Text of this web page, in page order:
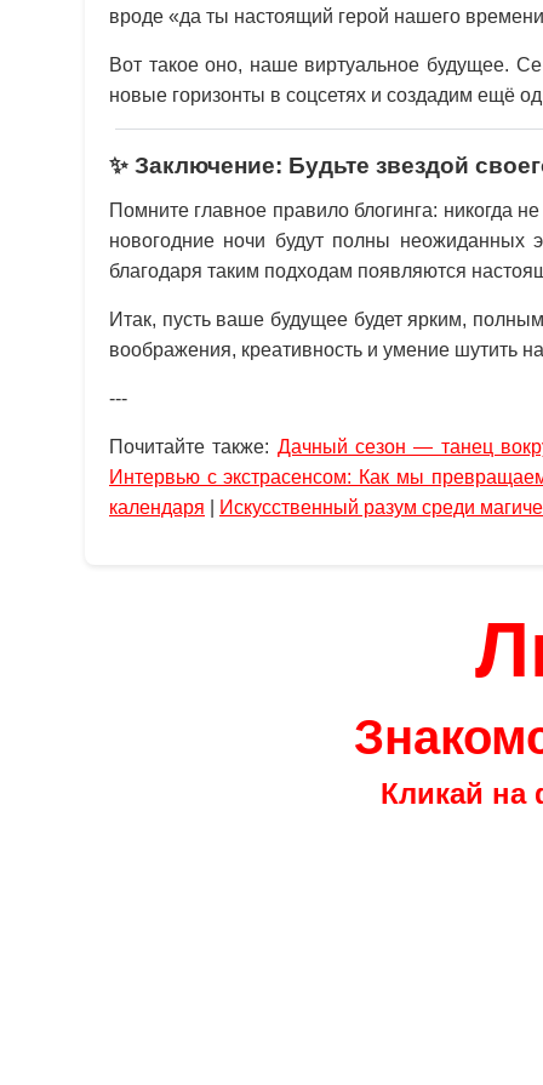
вроде «да ты настоящий герой нашего
Вот такое оно, наше виртуальное будущее.
новые горизонты в соцсетях и создадим ещё
✨ Заключение: Будьте звездой
Помните главное правило блогинга: никогда
новогодние ночи будут полны неожиданных
благодаря таким подходам появляются
Итак, пусть ваше будущее будет ярким,
воображения, креативность и умение шутить
---
Почитайте также: Дачный сезон — танец
Интервью с экстрасенсом: Как мы
календаря
Искусственный разум среди
Кликай на